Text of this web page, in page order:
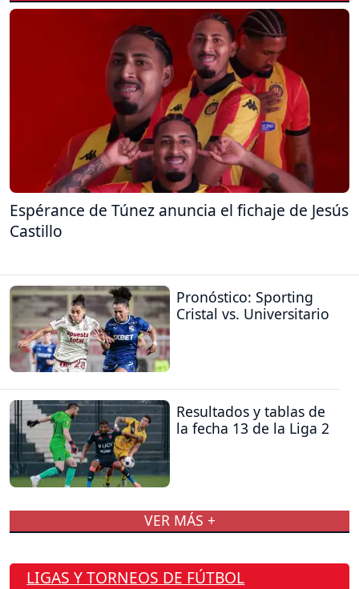
Espérance de Túnez anuncia el fichaje de Jesús
Castillo
Pronóstico: Sporting
Cristal vs. Universitario
Resultados y tablas de
la fecha 13 de la Liga 2
VER MÁS +
LIGAS Y TORNEOS DE FÚTBOL